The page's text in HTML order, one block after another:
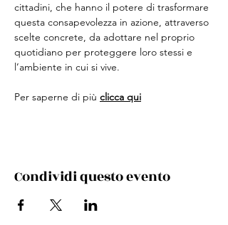
cittadini, che hanno il potere di trasformare
questa consapevolezza in azione, attraverso
scelte concrete, da adottare nel proprio
quotidiano per proteggere loro stessi e
l’ambiente in cui si vive.
Per saperne di più clicca qui
Condividi questo evento